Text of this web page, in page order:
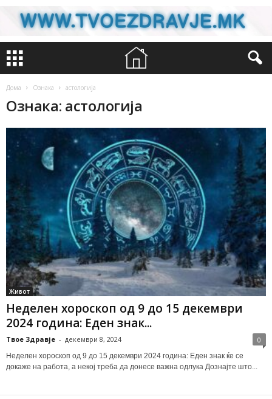
Дома Ознака астологија
Ознака: астологија
Живот
Неделен хороскоп од 9 до 15 декември
2024 година: Еден знак...
Твое Здравје - декември 8, 2024 0
Неделен хороскоп од 9 до 15 декември 2024 година: Еден знак ќе се
докаже на работа, а некој треба да донесе важна одлука Дознајте што...